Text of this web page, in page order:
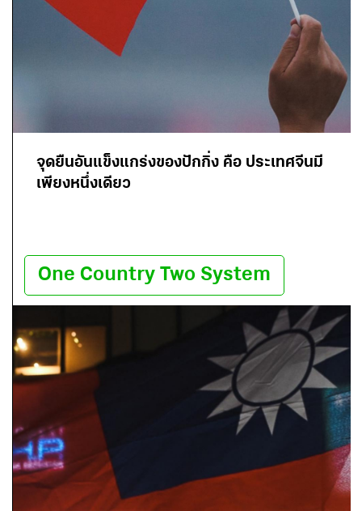
จุดยืนอันแข็งแกร่งของปักกิ่ง คือ ประเทศจีนมี
เพียงหนึ่งเดียว
One Country Two System